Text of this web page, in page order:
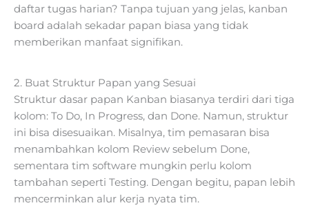
daftar tugas harian? Tanpa tujuan yang jelas, kanban
board adalah sekadar papan biasa yang tidak
memberikan manfaat signifikan.
2. Buat Struktur Papan yang Sesuai
Struktur dasar papan Kanban biasanya terdiri dari tiga
kolom: To Do, In Progress, dan Done. Namun, struktur
ini bisa disesuaikan. Misalnya, tim pemasaran bisa
menambahkan kolom Review sebelum Done,
sementara tim software mungkin perlu kolom
tambahan seperti Testing. Dengan begitu, papan lebih
mencerminkan alur kerja nyata tim.